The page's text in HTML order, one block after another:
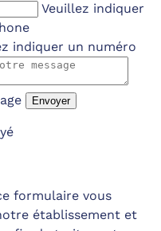
Veuillez indiquer
indiquer un numéro
Envoyer
formulaire vous
établissement et